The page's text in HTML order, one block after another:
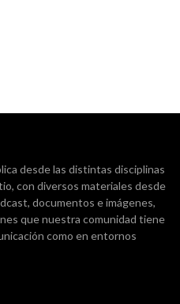
desde las distintas disciplinas
con diversos materiales desde
documentos e imágenes,
que nuestra comunidad tiene
como en entornos